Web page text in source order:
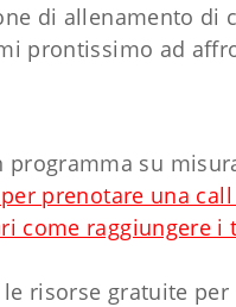
di allenamento di
prontissimo ad
programma su
prenotare una
come raggiungere i
le risorse gratuite